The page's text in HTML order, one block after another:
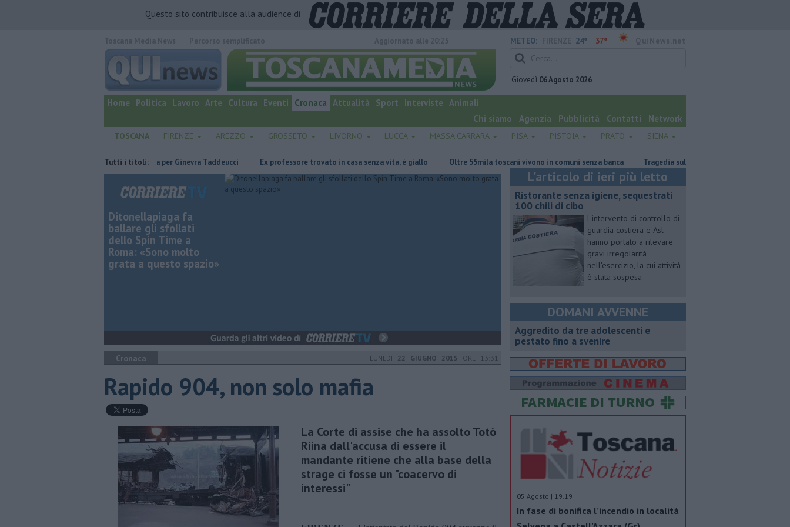
Questo sito contribuisce alla audience di
quotidiano online.
METEO: 24° 37°
Giovedì 06 Agosto 2026
Home Politica Lavoro Arte Cultura Eventi Cronaca Attualità Sport Interviste Animali
Chi siamo
Agenzia Pubblicità Contatti Network
TOSCANA FIRENZE AREZZO GROSSETO LIVORNO LUCCA MASSA CARRARA PISA PISTOIA PRATO SIENA
Tutti i titoli:
Due ori nella Senna per Ginevra Taddeucci Ex professore trovato in casa senza vita, è giallo Oltre 55mila toscani vivono in comuni senza banca Tragedia sulle Apuane, muore davanti ai nipoti
Ditonellapiaga fa
ballare gli sfollati
dello Spin Time a
Roma: «Sono molto
grata a questo spazio»
Cronaca LUNEDÌ 22 GIUGNO 2015 ORE 13:31
Rapido 904, non solo mafia
La Corte di assise che ha assolto Totò
Riina dall'accusa di essere il
mandante ritiene che alla base della
strage ci fosse un "coacervo di
interessi"
L'articolo di ieri più letto
Ristorante senza igiene, sequestrati
100 chili di cibo
L'intervento di controllo di
guardia costiera e Asl
hanno portato a rilevare
gravi irregolarità
nell'esercizio, la cui attività
è stata sospesa
DOMANI AVVENNE
Aggredito da tre adolescenti e
pestato fino a svenire
05 Agosto | 19.19
In fase di bonifica l’incendio in località